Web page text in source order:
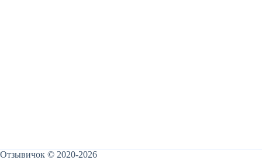
Отзывичок © 2020-2026